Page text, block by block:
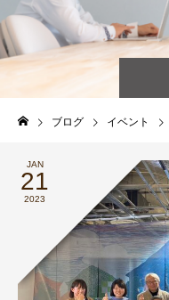
ブログ イベント
JAN
21
2023